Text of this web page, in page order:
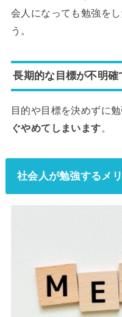
会人になっても勉強を
う。
長期的な目標が不明
目的や目標を決めずに
ぐやめてしまいます。
社会人が勉強するメ